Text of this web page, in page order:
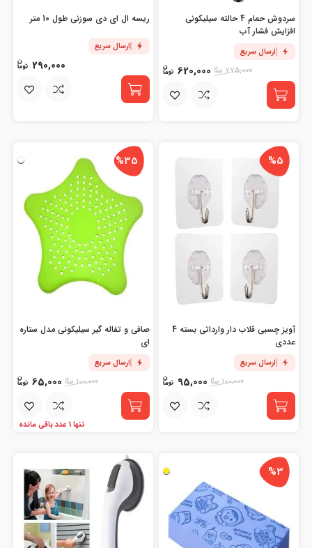
سردوش حمام 4 حالته سیلیکونی
افزایش فشار آب
ارسال سریع
775,000
620,000
ریسه ال ای دی سوزنی طول 10 متر
ارسال سریع
290,000
%5
آویز چسبی قلاب دار وارداتی بسته 4
عددی
ارسال سریع
100,000
95,000
%35
صافی و تفاله گیر سیلیکونی مدل ستاره
ای
ارسال سریع
100,000
65,000
تنها 1 عدد باقی مانده
%3